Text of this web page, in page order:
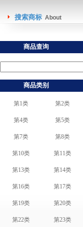
搜索商标 About
商品查询
商品类别
第1类 第2类
第4类 第5类
第7类 第8类
第10类 第11类
第13类 第14类
第16类 第17类
第19类 第20类
第22类 第23类